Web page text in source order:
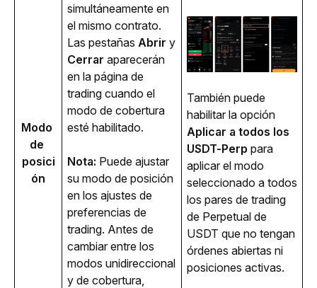
Modo
de
posici
ón
simultáneamente en
el mismo contrato.
Las pestañas Abrir
y
Cerrar aparecerán
en la página de
trading cuando el
modo de cobertura
esté habilitado.
Nota: Puede ajustar
su modo de posición
en los ajustes de
preferencias de
trading. Antes de
cambiar entre los
modos unidireccional
y de cobertura,
También puede
habilitar la opción
Aplicar a todos los
USDT-Perp para
aplicar el modo
seleccionado a todos
los pares de trading
de Perpetual de
USDT que no tengan
órdenes abiertas ni
posiciones activas.